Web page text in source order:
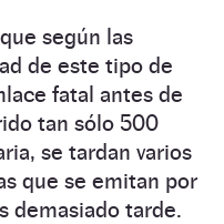
según las
de este tipo de
fatal antes de
tan sólo 500
se tardan varios
que se emitan por
demasiado tarde.